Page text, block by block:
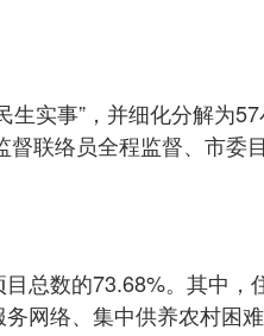
实事”，并细化分解为
联络员全程监督、市
总数的73.68%。其中
络、集中供养农村困